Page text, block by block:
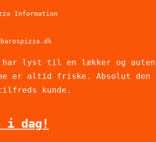
Information
har lyst til en lækker og
er altid friske. Absolut den
kunde.
i dag!